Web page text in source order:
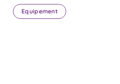
Equipement